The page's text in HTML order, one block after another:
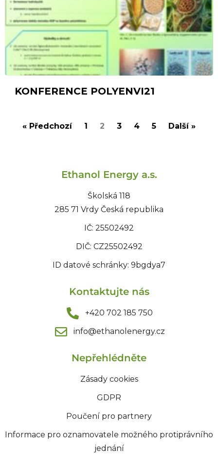
KONFERENCE POLYENVI21
« Předchozí 1 2 3 4 5 Další »
Ethanol Energy a.s.
Školská 118
285 71 Vrdy Česká republika
IČ: 25502492
DIČ: CZ25502492
ID datové schránky: 9bgdya7
Kontaktujte nás
+420 702 185 750
info@ethanolenergy.cz​
Nepřehlédněte
Zásady cookies
GDPR
Poučení pro partnery
Informace pro oznamovatele možného protiprávního
jednání